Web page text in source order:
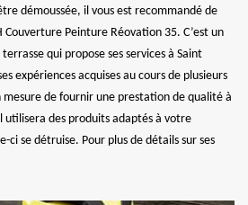
démoussée, il vous est recommandé de
Couverture Peinture Réovation 35. C’est un
qui propose ses services à Saint
expériences acquises au cours de plusieurs
de fournir une prestation de qualité à
utilisera des produits adaptés à votre
ci se détruise. Pour plus de détails sur ses